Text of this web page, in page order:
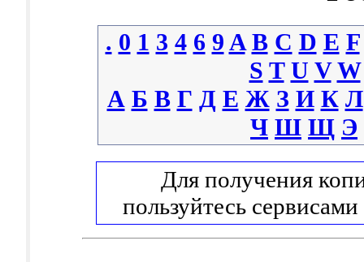
. 0 1 3 4 6 9 A B C D E F
S T U V W
А Б В Г Д Е Ж З И К Л
Ч Ш Щ Э
Для получения
пользуйтесь сервисами